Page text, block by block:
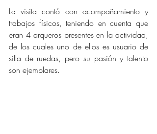
La visita contó con acompañamiento y
trabajos físicos, teniendo en cuenta que
eran 4 arqueros presentes en la actividad,
de los cuales uno de ellos es usuario de
silla de ruedas, pero su pasión y talento
son ejemplares.